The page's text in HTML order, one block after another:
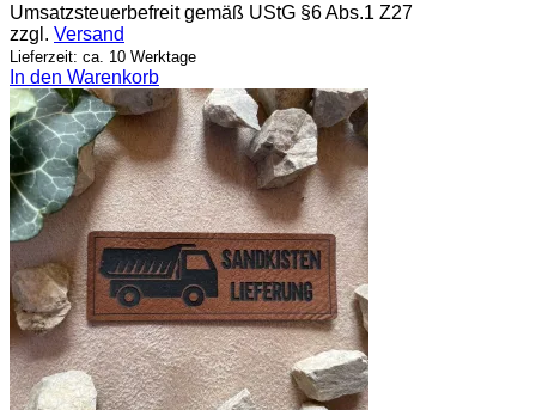
Umsatzsteuerbefreit gemäß UStG §6 Abs.1 Z27
zzgl. Versand
Lieferzeit: ca. 10 Werktage
In den Warenkorb